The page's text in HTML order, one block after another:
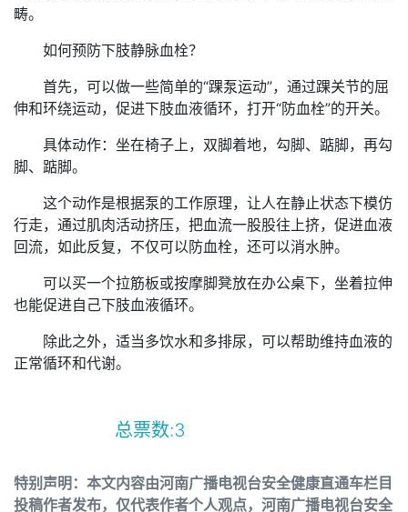
畴。
如何预防下肢静脉血栓？
首先，可以做一些简单的“踝泵运动”，通过踝关节的屈
伸和环绕运动，促进下肢血液循环，打开“防血栓”的开关。
具体动作：坐在椅子上，双脚着地，勾脚、踮脚，再勾
脚、踮脚。
这个动作是根据泵的工作原理，让人在静止状态下模仿
行走，通过肌肉活动挤压，把血流一股股往上挤，促进血液
回流，如此反复，不仅可以防血栓，还可以消水肿。
可以买一个拉筋板或按摩脚凳放在办公桌下，坐着拉伸
也能促进自己下肢血液循环。
除此之外，适当多饮水和多排尿，可以帮助维持血液的
正常循环和代谢。
总票数:3
特别声明：本文内容由河南广播电视台安全健康直通车栏目
投稿作者发布，仅代表作者个人观点，河南广播电视台安全